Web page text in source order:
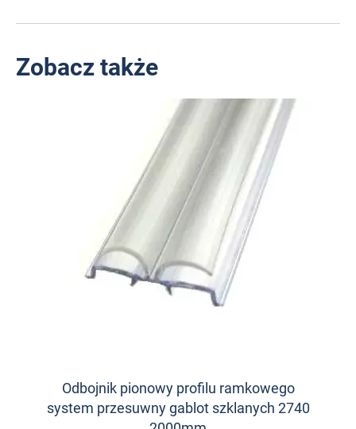
Zobacz także
Odbojnik pionowy profilu ramkowego
system przesuwny gablot szklanych 2740